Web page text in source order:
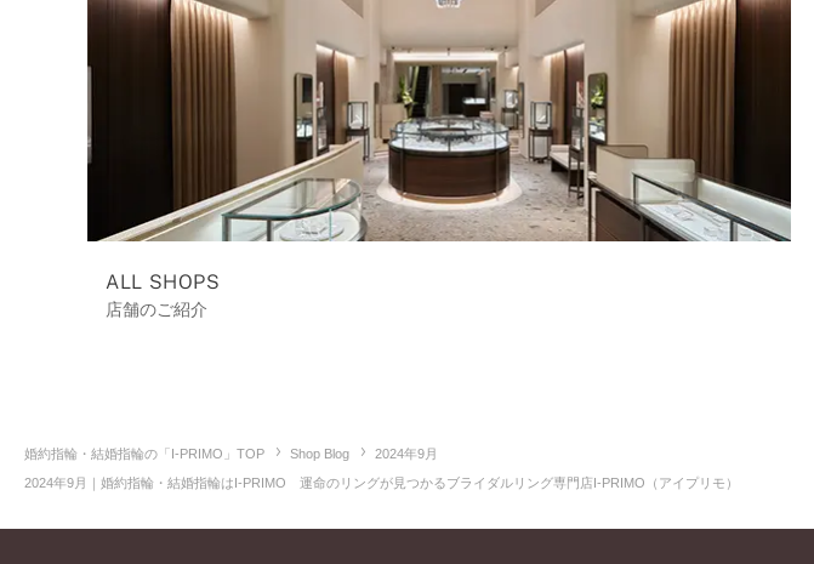
ALL SHOPS
店舗のご紹介
婚約指輪・結婚指輪の「I-PRIMO」TOP Shop Blog
2024年9月
2024年9月｜婚約指輪・結婚指輪はI-PRIMO 運命のリングが見つかるブライダルリング専門店I-PRIMO（アイプリモ）